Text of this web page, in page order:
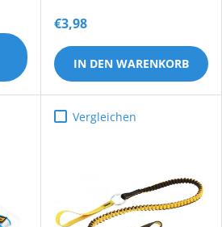
€3,98
IN DEN WARENKORB
Vergleichen